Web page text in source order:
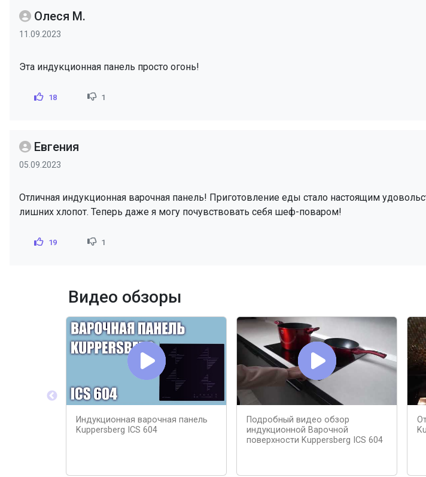
Олеся М.
11.09.2023
Эта индукционная панель просто огонь!
18 1
Евгения
05.09.2023
Отличная индукционная варочная панель! Приготовление еды стало настоящим
лишних хлопот. Теперь даже я могу почувствовать себя шеф-поваром!
19 1
Видео обзоры
Индукционная варочная панель
Kuppersberg ICS 604
Подробный видео обзор
индукционной Варочной
поверхности Kuppersberg ICS 604